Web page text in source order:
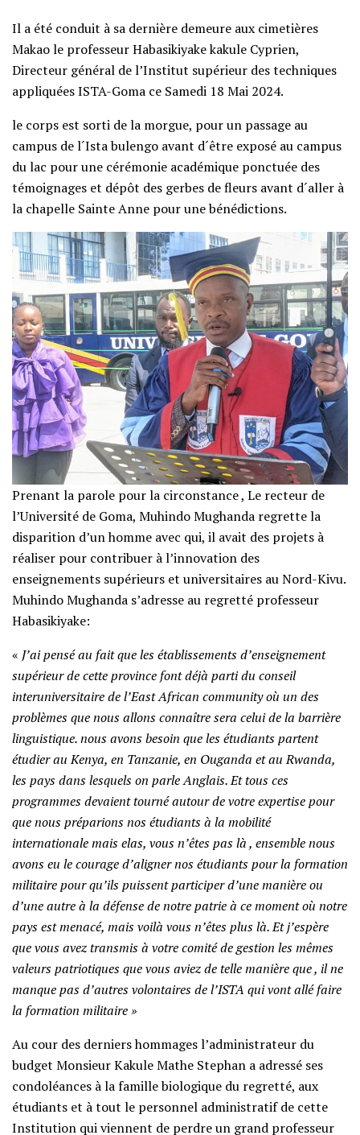
Il a été conduit à sa dernière demeure aux cimetières
Makao le professeur Habasikiyake kakule Cyprien,
Directeur général de l’Institut supérieur des techniques
appliquées ISTA-Goma ce Samedi 18 Mai 2024.
le corps est sorti de la morgue, pour un passage au
campus de l´Ista bulengo avant d´être exposé au campus
du lac pour une cérémonie académique ponctuée des
témoignages et dépôt des gerbes de fleurs avant d´aller à
la chapelle Sainte Anne pour une bénédictions.
Prenant la parole pour la circonstance , Le recteur de
l’Université de Goma, Muhindo Mughanda regrette la
disparition d’un homme avec qui, il avait des projets à
réaliser pour contribuer à l’innovation des
enseignements supérieurs et universitaires au Nord-Kivu.
Muhindo Mughanda s’adresse au regretté professeur
Habasikiyake:
« J’ai pensé au fait que les établissements d’enseignement
supérieur de cette province font déjà parti du conseil
interuniversitaire de l’East African community où un des
problèmes que nous allons connaître sera celui de la barrière
linguistique. nous avons besoin que les étudiants partent
étudier au Kenya, en Tanzanie, en Ouganda et au Rwanda,
les pays dans lesquels on parle Anglais. Et tous ces
programmes devaient tourné autour de votre expertise pour
que nous préparions nos étudiants à la mobilité
internationale mais elas, vous n’êtes pas là , ensemble nous
avons eu le courage d’aligner nos étudiants pour la formation
militaire pour qu’ils puissent participer d’une manière ou
d’une autre à la défense de notre patrie à ce moment où notre
pays est menacé, mais voilà vous n’êtes plus là. Et j’espère
que vous avez transmis à votre comité de gestion les mêmes
valeurs patriotiques que vous aviez de telle manière que , il ne
manque pas d’autres volontaires de l’ISTA qui vont allé faire
la formation militaire »
Au cour des derniers hommages l’administrateur du
budget Monsieur Kakule Mathe Stephan a adressé ses
condoléances à la famille biologique du regretté, aux
étudiants et à tout le personnel administratif de cette
Institution qui viennent de perdre un grand professeur